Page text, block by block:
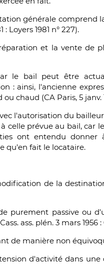
générale comprend
Loyers 1981 n° 227).
et la vente de
le bail peut être
: ainsi, l'ancienne
(CA Paris, 5 janv.
l'autorisation du
celle prévue au bail, car
ont entendu donner
qu'en fait le locataire.
de la
purement passive ou
ass. plén. 3 mars 1956 :
de manière non
d'activité dans